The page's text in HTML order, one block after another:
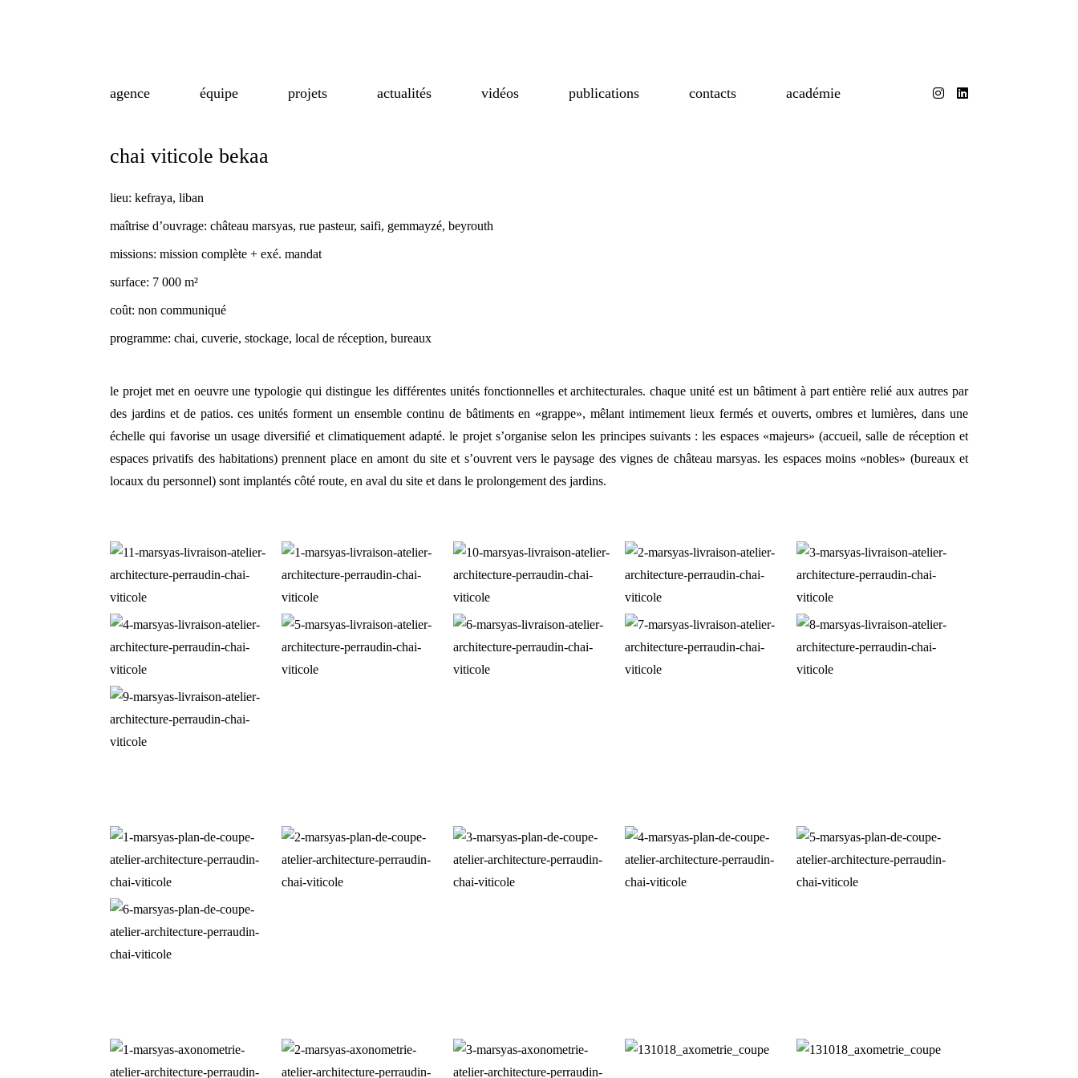
agence équipe projets actualités vidéos publications contacts académie
chai viticole bekaa
lieu: kefraya, liban
maîtrise d’ouvrage: château marsyas, rue pasteur, saifi, gemmayzé, beyrouth
missions: mission complète + exé. mandat
surface: 7 000 m²
coût: non communiqué
programme: chai, cuverie, stockage, local de réception, bureaux
le projet met en oeuvre une typologie qui distingue les différentes unités fonctionnelles et architecturales. chaque unité est un bâtiment à part entière relié aux autres par
des jardins et de patios. ces unités forment un ensemble continu de bâtiments en «grappe», mêlant intimement lieux fermés et ouverts, ombres et lumières, dans une
échelle qui favorise un usage diversifié et climatiquement adapté. le projet s’organise selon les principes suivants : les espaces «majeurs» (accueil, salle de réception et
espaces privatifs des habitations) prennent place en amont du site et s’ouvrent vers le paysage des vignes de château marsyas. les espaces moins «nobles» (bureaux et
locaux du personnel) sont implantés côté route, en aval du site et dans le prolongement des jardins.